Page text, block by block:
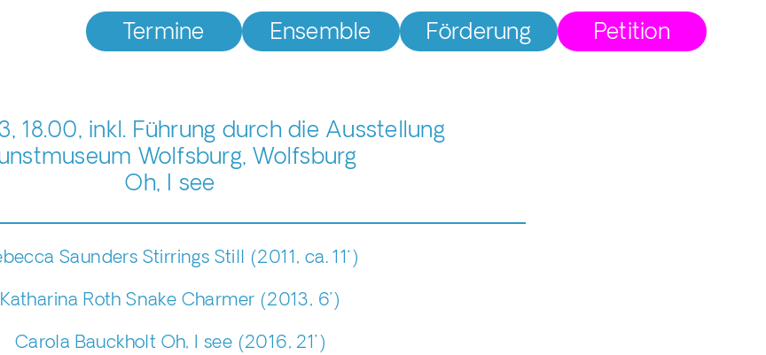
Termine Ensemble Förderung Petition
18.00, inkl. Führung durch die Ausstellung
Wolfsburg, Wolfsburg
Oh, I see
Saunders Stirrings Still (2011, ca. 11‘)
Katharina Roth Snake Charmer (2013, 6’)
Carola Bauckholt Oh, I see (2016, 21’)